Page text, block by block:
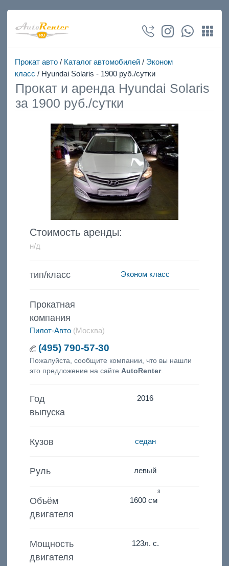
Прокат авто/ Каталог автомобилей/ Эконом
класс / Hyundai Solaris - 1900 руб./сутки
Прокат и аренда Hyundai Solaris
за 1900 руб./сутки
Стоимость аренды:
н/д
тип/класс Эконом класс
Прокатная
компания
Пилот-Авто(Москва)
(495) 790-57-30
Пожалуйста, сообщите компании, что вы нашли
это предложение на сайте AutoRenter.
Год
выпуска
2016
Кузов седан
Руль левый
Объём
двигателя
1600 см
3
Мощность
двигателя
123л. с.